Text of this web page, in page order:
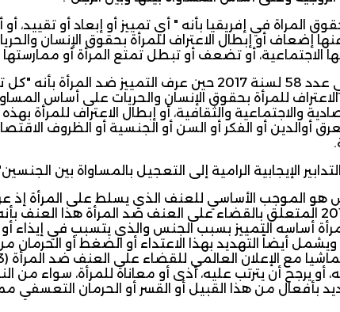
المراة في إفريقيا بأنه " أي تمييز أو إبعاد أو
إضعاف أو إبطال الاعتراف للمرأة بحقوق الإنسان
الاجتماعية، أو تضعف أو تبطل تمتع المرأة أو ممارستها
وقد تلاءم القانون الأساسي عدد 58 لسنة 2017 حين عرف
الاعتراف للمرأة بحقوق الإنسان والحريات على أساس
والاجتماعية والثقافية، أو إبطال الاعتراف للمرأة
أوالدين أو الفكر أو السن أو الجنسية أو الظروف
الإيجابية الرامية إلى التعجيل بالمساواة بين
2017 المؤرخ في 11 أوت 2017 المتعلق بالقضاء على العنف ضد المرأة
أساسه التمييز بسبب الجنس والذي يتسبب في إيذاء
أيضاً التهديد بهذا الاعتداء أو الضغط أو الحرمان
يرجح أن يترتب عليه، أذى أو معاناة للمرأة، سواء من
بأفعال من هذا القبيل أو القسر أو الحرمان التعسفي